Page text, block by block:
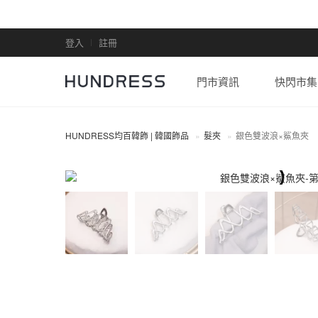
登入 註冊
門市資訊 快閃市集
HUNDRESS均百韓飾 | 韓國飾品 髮夾 銀色雙波浪×鯊魚夾